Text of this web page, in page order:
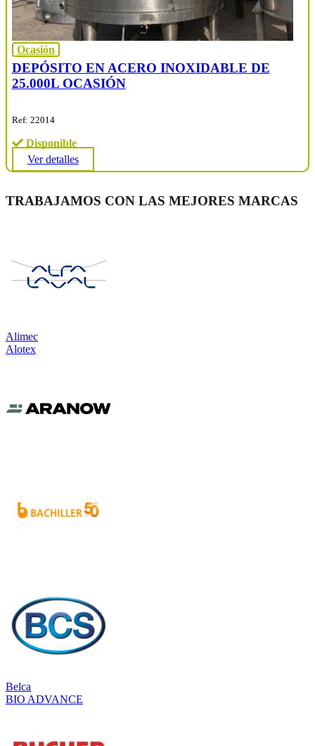
Ocasión
DEPÓSITO EN ACERO INOXIDABLE DE
25.000L OCASIÓN
Ref: 22014
Disponible
Ver detalles
TRABAJAMOS CON LAS MEJORES MARCAS
Alimec
Alotex
Belca
BIO ADVANCE